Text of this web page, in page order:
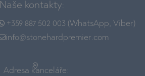
Naše kontakty:
+359 887 502 003 (WhatsApp, Viber)
info@stonehardpremier.com
Adresa kanceláře: